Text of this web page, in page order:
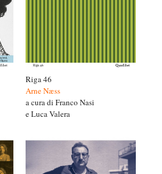
Riga 46
Arne Næss
a cura di Franco Nasi
e Luca Valera